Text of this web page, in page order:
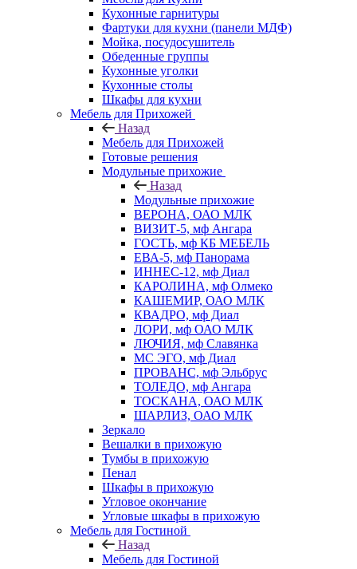
Кухонные гарнитуры
Фартуки для кухни (панели МДФ)
Мойка, посудосушитель
Обеденные группы
Кухонные уголки
Кухонные столы
Шкафы для кухни
Мебель для Прихожей
Назад
Мебель для Прихожей
Готовые решения
Модульные прихожие
Назад
Модульные прихожие
ВЕРОНА, ОАО МЛК
ВИЗИТ-5, мф Ангара
ГОСТЬ, мф КБ МЕБЕЛЬ
ЕВА-5, мф Панорама
ИННЕС-12, мф Диал
КАРОЛИНА, мф Олмеко
КАШЕМИР, ОАО МЛК
КВАДРО, мф Диал
ЛОРИ, мф ОАО МЛК
ЛЮЧИЯ, мф Славянка
МС ЭГО, мф Диал
ПРОВАНС, мф Эльбрус
ТОЛЕДО, мф Ангара
ТОСКАНА, ОАО МЛК
ШАРЛИЗ, ОАО МЛК
Зеркало
Вешалки в прихожую
Тумбы в прихожую
Пенал
Шкафы в прихожую
Угловое окончание
Угловые шкафы в прихожую
Мебель для Гостиной
Назад
Мебель для Гостиной